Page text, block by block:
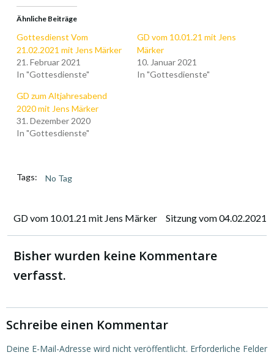
Ähnliche Beiträge
Gottesdienst Vom
21.02.2021 mit Jens Märker
21. Februar 2021
In "Gottesdienste"
GD vom 10.01.21 mit Jens
Märker
10. Januar 2021
In "Gottesdienste"
GD zum Altjahresabend
2020 mit Jens Märker
31. Dezember 2020
In "Gottesdienste"
Tags: No Tag
Post
navigation
GD vom 10.01.21 mit Jens MärkerPost
navigation
Sitzung vom 04.02.2021
Bisher wurden keine Kommentare
verfasst.
Schreibe einen Kommentar
Deine E-Mail-Adresse wird nicht veröffentlicht. Erforderliche Felder